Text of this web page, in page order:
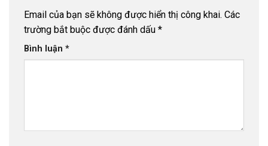
Email của bạn sẽ không được hiển thị công khai. Các
trường bắt buộc được đánh dấu *
Bình luận *